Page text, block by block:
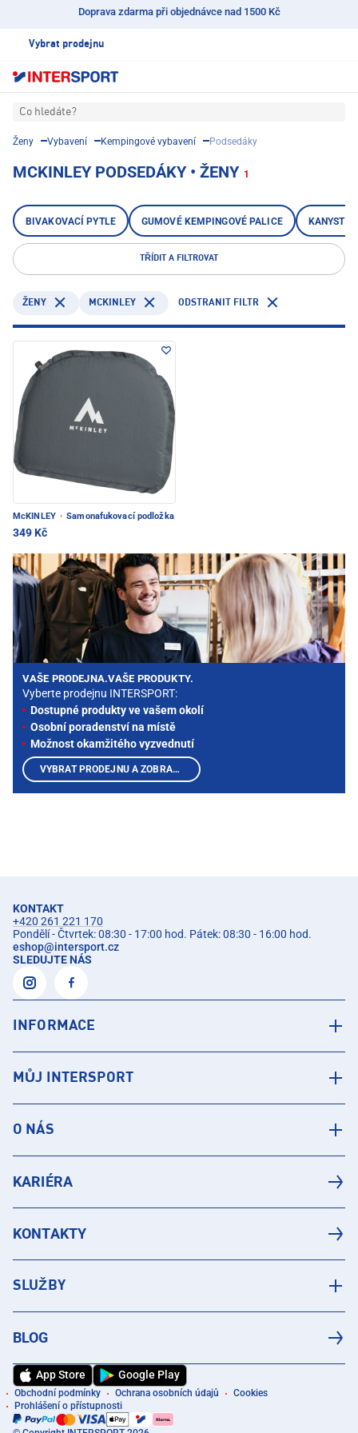
Doprava zdarma při objednávce nad 1500 Kč
Vybrat prodejnu
Co hledáte?
Ženy Vybavení Kempingové vybavení Podsedáky
MCKINLEY PODSEDÁKY • ŽENY 1
BIVAKOVACÍ PYTLE GUMOVÉ KEMPINGOVÉ PALICE
TŘÍDIT A FILTROVAT
ŽENY MCKINLEY ODSTRANIT FILTR
McKINLEY · Samonafukovací podložka
349 Kč
VAŠE PRODEJNA.VAŠE PRODUKTY.
Vyberte prodejnu INTERSPORT:
Dostupné produkty ve vašem okolí
Osobní poradenství na místě
Možnost okamžitého vyzvednutí
VYBRAT PRODEJNU A ZOBRAZIT PRODUKTY
KONTAKT
+420 261 221 170
Pondělí - Čtvrtek: 08:30 - 17:00 hod. Pátek: 08:30 - 16:00 hod.
eshop@intersport.cz
SLEDUJTE NÁS
INFORMACE
MŮJ INTERSPORT
O NÁS
KARIÉRA
KONTAKTY
SLUŽBY
BLOG
App Store Google Play
Obchodní podmínky Ochrana osobních údajů
Cookies
Prohlášení o přístupnosti